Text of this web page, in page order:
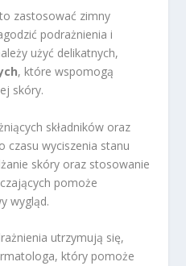
zastosować zimny
podrażnienia i
użyć delikatnych,
, które wspomogą
skóry.
składników oraz
czasu wyciszenia stanu
skóry oraz stosowanie
pomoże
wygląd.
utrzymują się,
który pomoże